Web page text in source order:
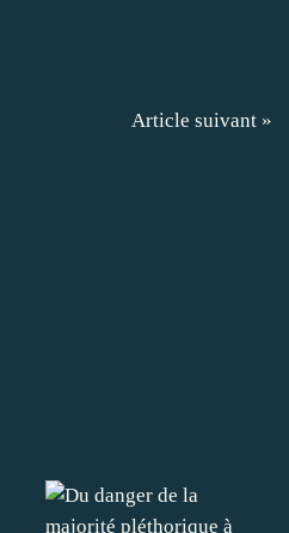
Article suivant »